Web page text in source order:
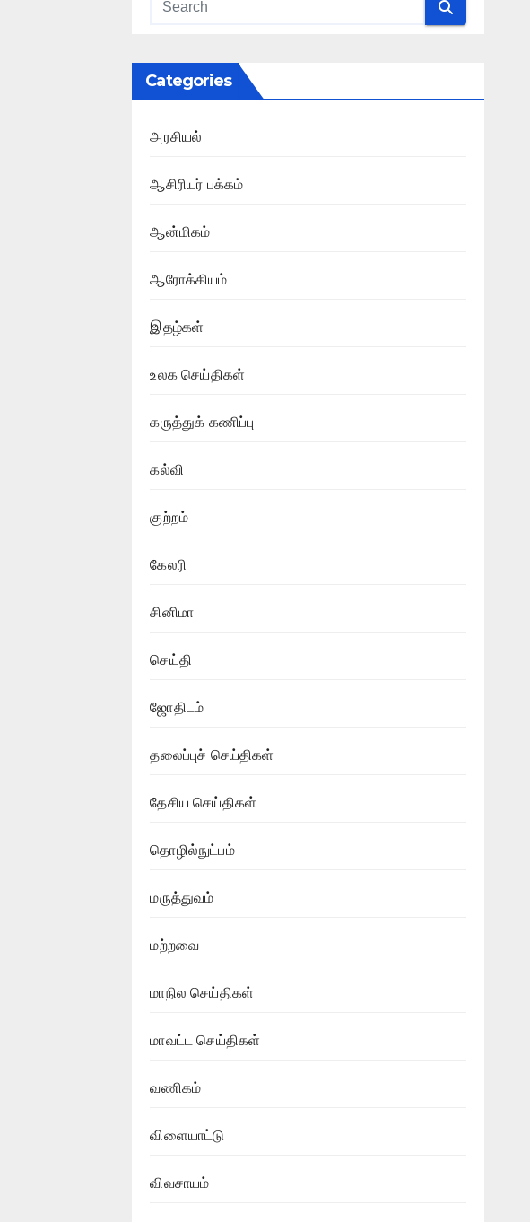
Categories
அரசியல்
ஆசிரியர் பக்கம்
ஆன்மிகம்
ஆரோக்கியம்
இதழ்கள்
உலக செய்திகள்
கருத்துக் கணிப்பு
கல்வி
குற்றம்
கேலரி
சினிமா
செய்தி
ஜோதிடம்
தலைப்புச் செய்திகள்
தேசிய செய்திகள்
தொழில்நுட்பம்
மருத்துவம்
மற்றவை
மாநில செய்திகள்
மாவட்ட செய்திகள்
வணிகம்
விளையாட்டு
விவசாயம்